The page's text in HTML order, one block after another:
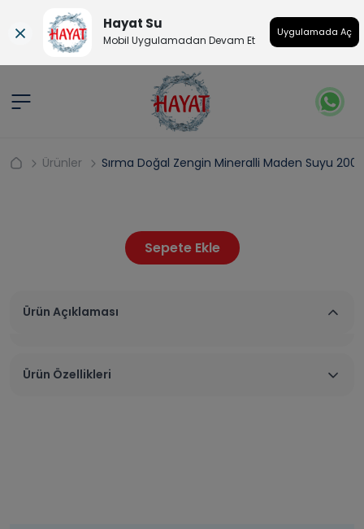
Hayat Su
Mobil Uygulamadan Devam Et
Uygulamada Aç
Ürünler Sırma Doğal Zengin Mineralli Maden Suyu 200
Sepete Ekle
Ürün Açıklaması
Ürün Özellikleri